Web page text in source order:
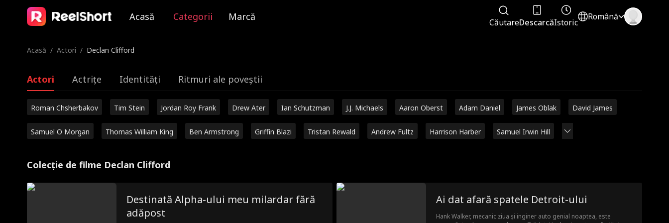
Acasă Categorii Marcă CăutareDescarcăIstoric
Română
Acasă / Actori / Declan Clifford
Actori Actrițe Identități Ritmuri ale poveștii
Roman Chsherbakov Tim Stein Jordan Roy Frank Drew Ater Ian Schutzman J.J. Michaels Aaron Oberst Adam Daniel James Oblak David James
Samuel O Morgan Thomas William King Ben Armstrong Griffin Blazi Tristan Rewald Andrew Fultz Harrison Harber Samuel Irwin Hill
Colecție de filme Declan Clifford
Destinată Alpha-ului meu milardar fără
adăpost
Ai dat afară spatele Detroit-ului
Hank Walker, mecanic ziua și inginer auto genial noaptea, este